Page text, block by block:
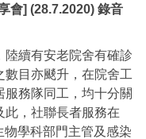
會] (28.7.2020) 錄音
陸續有安老院舍有確診
目亦颷升，在院舍工
務隊同工，均十分關
此，社聯長者服務在
學科部門主管及感染